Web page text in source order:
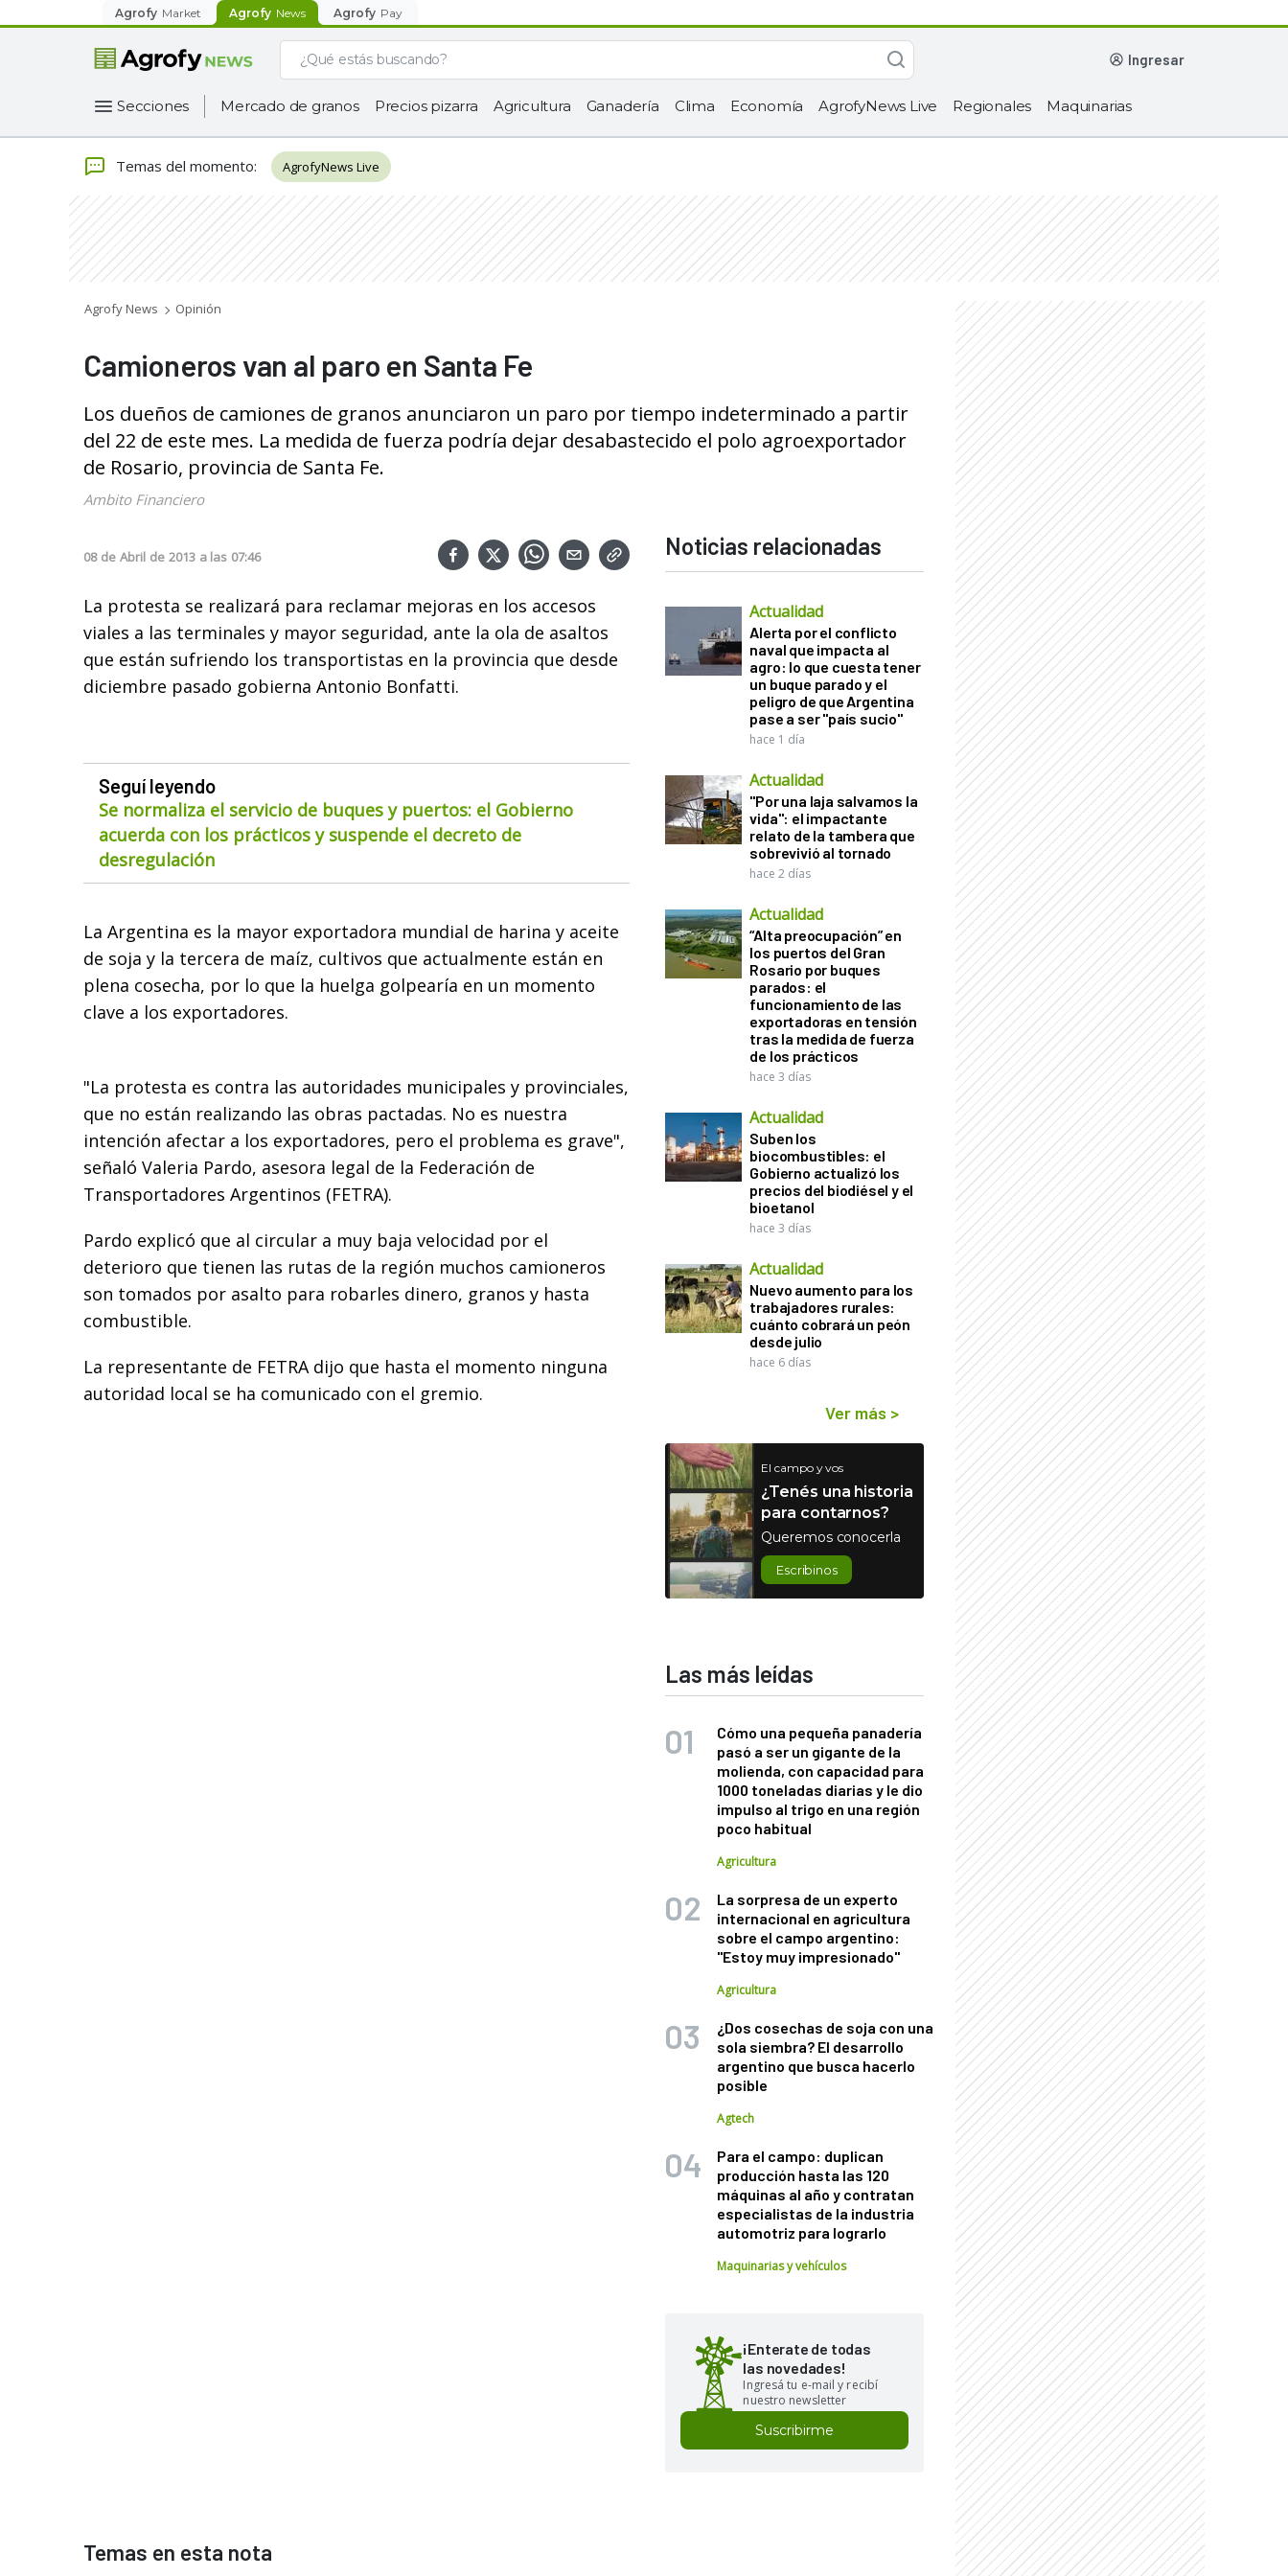
Agrofy Market Agrofy News Agrofy Pay
ingresar
Secciones Mercado de granos Precios pizarra Agricultura Ganadería Clima Economía AgrofyNews Live Regionales Maquinarias
Temas del momento: AgrofyNews Live
Agrofy News Opinión
Camioneros van al paro en Santa Fe
Los dueños de camiones de granos anunciaron un paro por tiempo indeterminado a partir
del 22 de este mes. La medida de fuerza podría dejar desabastecido el polo agroexportador
de Rosario, provincia de Santa Fe.
Ambito Financiero
08 de Abril de 2013 a las 07:46
La protesta se realizará para reclamar mejoras en los accesos
viales a las terminales y mayor seguridad, ante la ola de asaltos
que están sufriendo los transportistas en la provincia que desde
diciembre pasado gobierna Antonio Bonfatti.
Seguí leyendo
Se normaliza el servicio de buques y puertos: el Gobierno
acuerda con los prácticos y suspende el decreto de
desregulación
La Argentina es la mayor exportadora mundial de harina y aceite
de soja y la tercera de maíz, cultivos que actualmente están en
plena cosecha, por lo que la huelga golpearía en un momento
clave a los exportadores.
"La protesta es contra las autoridades municipales y provinciales,
que no están realizando las obras pactadas. No es nuestra
intención afectar a los exportadores, pero el problema es grave",
señaló Valeria Pardo, asesora legal de la Federación de
Transportadores Argentinos (FETRA).
Pardo explicó que al circular a muy baja velocidad por el
deterioro que tienen las rutas de la región muchos camioneros
son tomados por asalto para robarles dinero, granos y hasta
combustible.
La representante de FETRA dijo que hasta el momento ninguna
autoridad local se ha comunicado con el gremio.
Noticias relacionadas
Actualidad
Alerta por el conflicto
naval que impacta al
agro: lo que cuesta tener
un buque parado y el
peligro de que Argentina
pase a ser "país sucio"
hace 1 día
Actualidad
"Por una laja salvamos la
vida": el impactante
relato de la tambera que
sobrevivió al tornado
hace 2 días
Actualidad
“Alta preocupación” en
los puertos del Gran
Rosario por buques
parados: el
funcionamiento de las
exportadoras en tensión
tras la medida de fuerza
de los prácticos
hace 3 días
Actualidad
Suben los
biocombustibles: el
Gobierno actualizó los
precios del biodiésel y el
bioetanol
hace 3 días
Actualidad
Nuevo aumento para los
trabajadores rurales:
cuánto cobrará un peón
desde julio
hace 6 días
Ver más >
El campo y vos
¿Tenés una historia
para contarnos?
Queremos conocerla
Escribinos
Las más leídas
Cómo una pequeña panadería
pasó a ser un gigante de la
molienda, con capacidad para
1000 toneladas diarias y le dio
impulso al trigo en una región
poco habitual
Agricultura
La sorpresa de un experto
internacional en agricultura
sobre el campo argentino:
"Estoy muy impresionado"
Agricultura
¿Dos cosechas de soja con una
sola siembra? El desarrollo
argentino que busca hacerlo
posible
Agtech
Para el campo: duplican
producción hasta las 120
máquinas al año y contratan
especialistas de la industria
automotriz para lograrlo
Maquinarias y vehículos
¡Enterate de todas
las novedades!
Ingresá tu e-mail y recibí
nuestro newsletter
Suscribirme
Temas en esta nota